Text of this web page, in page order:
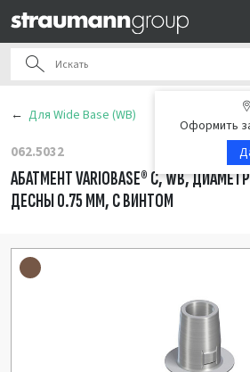
Оформить
Для Wide Base (WB)
062.5032
АБАТМЕНТ VARIOBASE® C, WB,
ДЕСНЫ 0.75 ММ, С ВИНТОМ